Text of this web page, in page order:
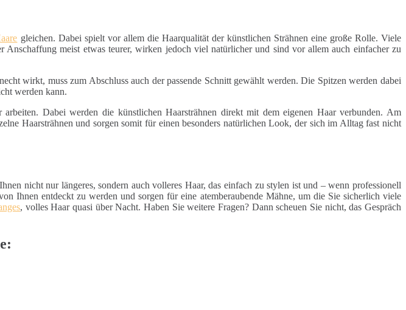
gleichen. Dabei spielt vor allem die Haarqualität der künstlichen Strähnen eine große Rolle. Viele
meist etwas teurer, wirken jedoch viel natürlicher und sind vor allem auch einfacher zu
wirkt, muss zum Abschluss auch der passende Schnitt gewählt werden. Die Spitzen werden dabei
werden kann.
Dabei werden die künstlichen Haarsträhnen direkt mit dem eigenen Haar verbunden. Am
Haarsträhnen und sorgen somit für einen besonders natürlichen Look, der sich im Alltag fast nicht
nicht nur längeres, sondern auch volleres Haar, das einfach zu stylen ist und – wenn professionell
Ihnen entdeckt zu werden und sorgen für eine atemberaubende Mähne, um die Sie sicherlich viele
, volles Haar quasi über Nacht. Haben Sie weitere Fragen? Dann scheuen Sie nicht, das Gespräch